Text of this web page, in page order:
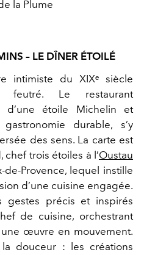
la Plume
– LE DÎNER ÉTOILÉ
intimiste du XIXᵉ siècle
feutré. Le restaurant
d’une étoile Michelin et
durable, s’y
des sens. La carte est
, chef trois étoiles à l’Oustau
de-Provence, lequel instille
d’une cuisine engagée.
gestes précis et inspirés
de cuisine, orchestrant
œuvre en mouvement.
douceur : les créations